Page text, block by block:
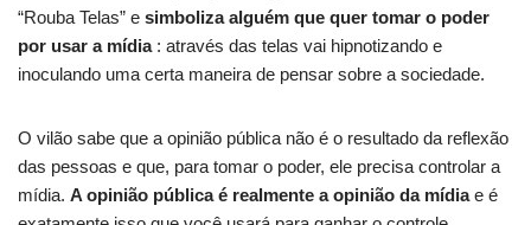
“Rouba Telas” e simboliza alguém que quer tomar o poder
por usar a mídia: através das telas vai hipnotizando e
inoculando uma certa maneira de pensar sobre a sociedade.
O vilão sabe que a opinião pública não é o resultado da reflexão
das pessoas e que, para tomar o poder, ele precisa controlar a
mídia. A opinião pública é realmente a opinião da mídiae é